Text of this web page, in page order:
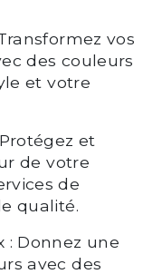
vos
des couleurs
et votre
et
de votre
de
qualité.
: Donnez une
avec des